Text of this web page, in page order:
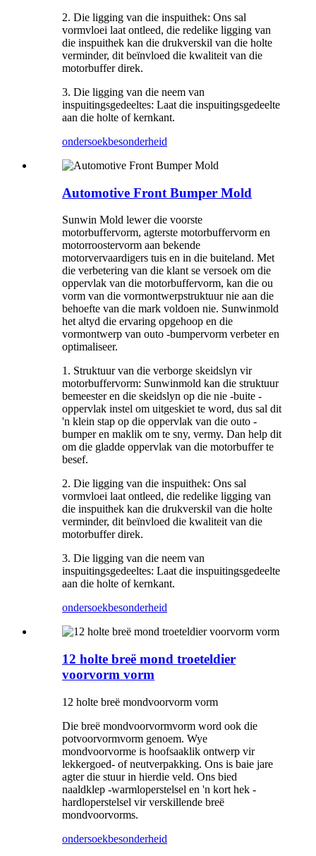
2. Die ligging van die inspuithek: Ons sal
vormvloei laat ontleed, die redelike ligging van
die inspuithek kan die drukverskil van die holte
verminder, dit beïnvloed die kwaliteit van die
motorbuffer direk.
3. Die ligging van die neem van
inspuitingsgedeeltes: Laat die inspuitingsgedeelte
aan die holte of kernkant.
ondersoekbesonderheid
Automotive Front Bumper Mold
Sunwin Mold lewer die voorste
motorbuffervorm, agterste motorbuffervorm en
motorroostervorm aan bekende
motorvervaardigers tuis en in die buiteland. Met
die verbetering van die klant se versoek om die
oppervlak van die motorbuffervorm, kan die ou
vorm van die vormontwerpstruktuur nie aan die
behoefte van die mark voldoen nie. Sunwinmold
het altyd die ervaring opgehoop en die
vormontwerp van outo -bumpervorm verbeter en
optimaliseer.
1. Struktuur van die verborge skeidslyn vir
motorbuffervorm: Sunwinmold kan die struktuur
bemeester en die skeidslyn op die nie -buite -
oppervlak instel om uitgeskiet te word, dus sal dit
'n klein stap op die oppervlak van die outo -
bumper en maklik om te sny, vermy. Dan help dit
om die gladde oppervlak van die motorbuffer te
besef.
2. Die ligging van die inspuithek: Ons sal
vormvloei laat ontleed, die redelike ligging van
die inspuithek kan die drukverskil van die holte
verminder, dit beïnvloed die kwaliteit van die
motorbuffer direk.
3. Die ligging van die neem van
inspuitingsgedeeltes: Laat die inspuitingsgedeelte
aan die holte of kernkant.
ondersoekbesonderheid
12 holte breë mond troeteldier
voorvorm vorm
12 holte breë mondvoorvorm vorm
Die breë mondvoorvormvorm word ook die
potvoorvormvorm genoem. Wye
mondvoorvorme is hoofsaaklik ontwerp vir
lekkergoed- of neutverpakking. Ons is baie jare
agter die stuur in hierdie veld. Ons bied
naaldklep -warmloperstelsel en 'n kort hek -
hardloperstelsel vir verskillende breë
mondvoorvorms.
ondersoekbesonderheid